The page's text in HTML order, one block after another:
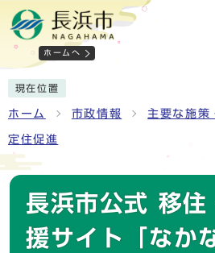
ホームへ
現在位置
ホーム 市政情報 主要な施策
定住促進
長浜市公式 移住
援サイト「なか